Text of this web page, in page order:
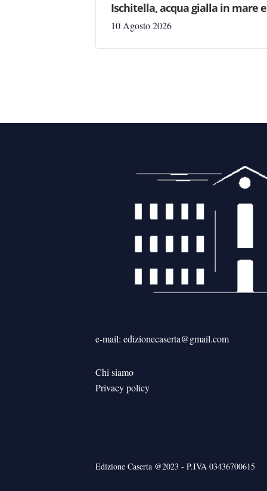
Ischitella, acqua gialla in mare
10 Agosto 2026
e-mail: edizionecaserta@gmail.com
Chi siamo
Privacy policy
Edizione Caserta @2023 - P.IVA 03436700615